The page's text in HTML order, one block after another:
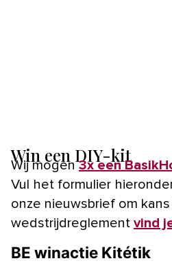
Win een DIY-kit
Wij mogen3x een
Vul het formulier
onze nieuwsbrief om
wedstrijdreglement vind